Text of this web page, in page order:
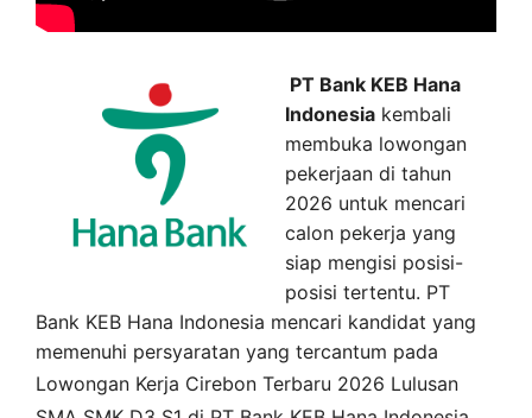
PT Bank KEB Hana
Indonesia kembali
membuka lowongan
pekerjaan di tahun
2026 untuk mencari
calon pekerja yang
siap mengisi posisi-
posisi tertentu. PT
Bank KEB Hana Indonesia mencari kandidat yang
memenuhi persyaratan yang tercantum pada
Lowongan Kerja Cirebon Terbaru 2026 Lulusan